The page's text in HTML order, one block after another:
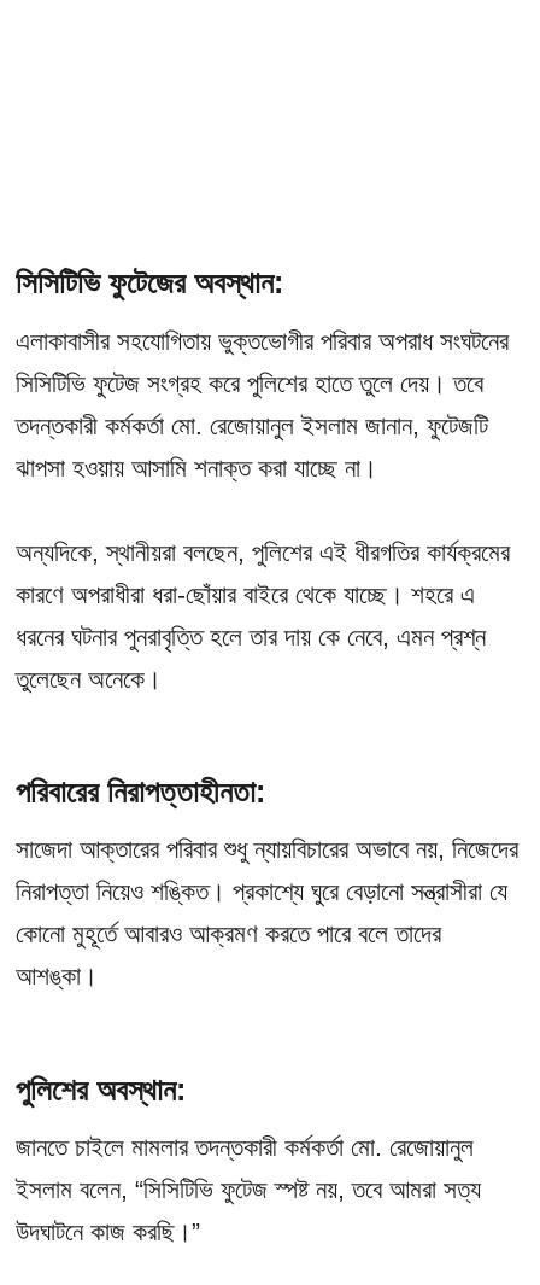
সিসিটিভি ফুটেজের অবস্থান:
এলাকাবাসীর সহযোগিতায় ভুক্তভোগীর পরিবার অপরাধ সংঘটনের
সিসিটিভি ফুটেজ সংগ্রহ করে পুলিশের হাতে তুলে দেয়। তবে
তদন্তকারী কর্মকর্তা মো. রেজোয়ানুল ইসলাম জানান, ফুটেজটি
ঝাপসা হওয়ায় আসামি শনাক্ত করা যাচ্ছে না।
অন্যদিকে, স্থানীয়রা বলছেন, পুলিশের এই ধীরগতির কার্যক্রমের
কারণে অপরাধীরা ধরা-ছোঁয়ার বাইরে থেকে যাচ্ছে। শহরে এ
ধরনের ঘটনার পুনরাবৃত্তি হলে তার দায় কে নেবে, এমন প্রশ্ন
তুলেছেন অনেকে।
পরিবারের নিরাপত্তাহীনতা:
সাজেদা আক্তারের পরিবার শুধু ন্যায়বিচারের অভাবে নয়, নিজেদের
নিরাপত্তা নিয়েও শঙ্কিত। প্রকাশ্যে ঘুরে বেড়ানো সন্ত্রাসীরা যে
কোনো মুহূর্তে আবারও আক্রমণ করতে পারে বলে তাদের
আশঙ্কা।
পুলিশের অবস্থান:
জানতে চাইলে মামলার তদন্তকারী কর্মকর্তা মো. রেজোয়ানুল
ইসলাম বলেন, “সিসিটিভি ফুটেজ স্পষ্ট নয়, তবে আমরা সত্য
উদঘাটনে কাজ করছি।”